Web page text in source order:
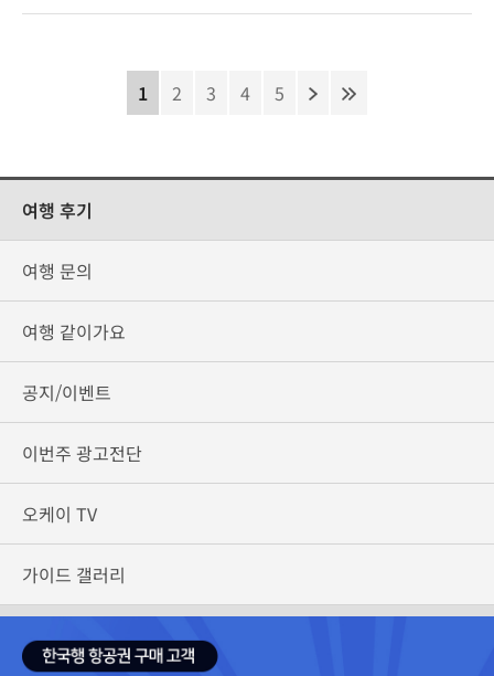
1 2 3 4 5
여행 후기
여행 문의
여행 같이가요
공지/이벤트
이번주 광고전단
오케이 TV
가이드 갤러리